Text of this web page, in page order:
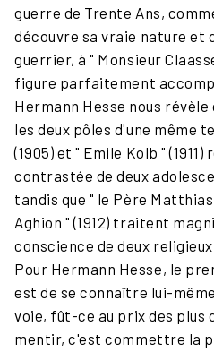
guerre de Trente Ans,
découvre sa vraie nature et
guerrier, à " Monsieur
figure parfaitement
Hermann Hesse nous
les deux pôles d'une même
(1905) et " Emile Kolb "
contrastée de deux
tandis que " le Père Matthias
Aghion " (1912) traitent
conscience de deux
Pour Hermann Hesse, le
est de se connaître lui-
voie, fût-ce au prix des plus
mentir, c'est commettre la